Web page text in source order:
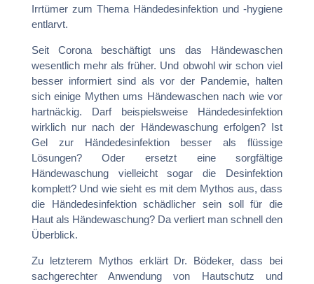
Irrtümer zum Thema Händedesinfektion und -hygiene
entlarvt.
Seit Corona beschäftigt uns das Händewaschen
wesentlich mehr als früher. Und obwohl wir schon viel
besser informiert sind als vor der Pandemie, halten
sich einige Mythen ums Händewaschen nach wie vor
hartnäckig. Darf beispielsweise Händedesinfektion
wirklich nur nach der Händewaschung erfolgen? Ist
Gel zur Händedesinfektion besser als flüssige
Lösungen? Oder ersetzt eine sorgfältige
Händewaschung vielleicht sogar die Desinfektion
komplett? Und wie sieht es mit dem Mythos aus, dass
die Händedesinfektion schädlicher sein soll für die
Haut als Händewaschung? Da verliert man schnell den
Überblick.
Zu letzterem Mythos erklärt Dr. Bödeker, dass bei
sachgerechter Anwendung von Hautschutz und